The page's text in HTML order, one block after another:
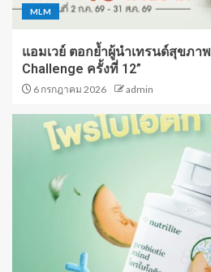
MLM
แอมเวย์ ตอกย้ำผู้นำเทรนด์สุขภาพ
Challenge ครั้งที่ 12”
6 กรกฎาคม 2026 admin